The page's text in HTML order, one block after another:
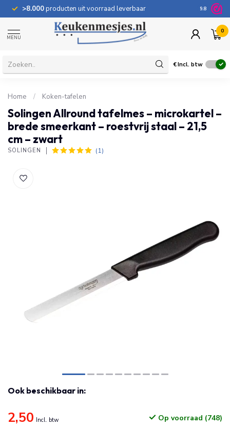
>8.000producten uit voorraad leverbaar 100
9.8
MENU
0
€Incl. btw
Home / Koken-tafelen
Solingen Allround tafelmes – microkartel –
brede smeerkant – roestvrij staal – 21,5
cm – zwart
SOLINGEN (1)
Ook beschikbaar in:
2,50 Incl. btw Op voorraad (748)